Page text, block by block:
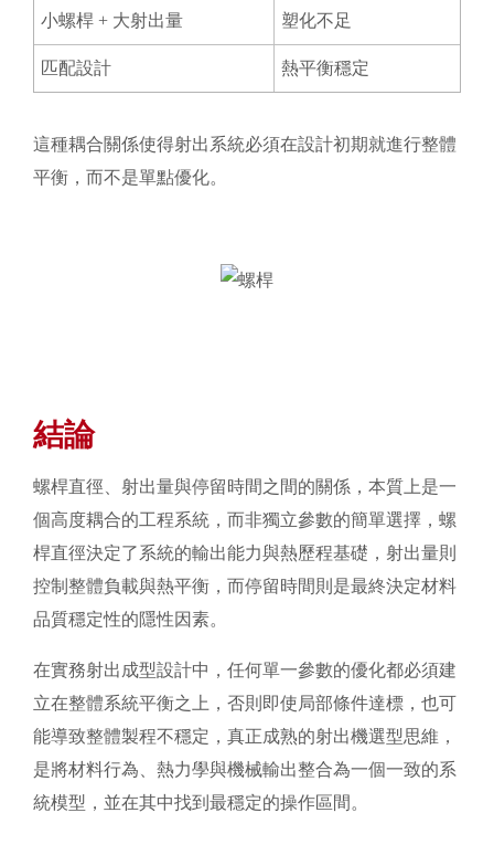
小螺桿 + 大射出量 塑化不足
匹配設計 熱平衡穩定
這種耦合關係使得射出系統必須在設計初期就進行整體
平衡，而不是單點優化。
結論
螺桿直徑、射出量與停留時間之間的關係，本質上是一
個高度耦合的工程系統，而非獨立參數的簡單選擇，螺
桿直徑決定了系統的輸出能力與熱歷程基礎，射出量則
控制整體負載與熱平衡，而停留時間則是最終決定材料
品質穩定性的隱性因素。
在實務射出成型設計中，任何單一參數的優化都必須建
立在整體系統平衡之上，否則即使局部條件達標，也可
能導致整體製程不穩定，真正成熟的射出機選型思維，
是將材料行為、熱力學與機械輸出整合為一個一致的系
統模型，並在其中找到最穩定的操作區間。